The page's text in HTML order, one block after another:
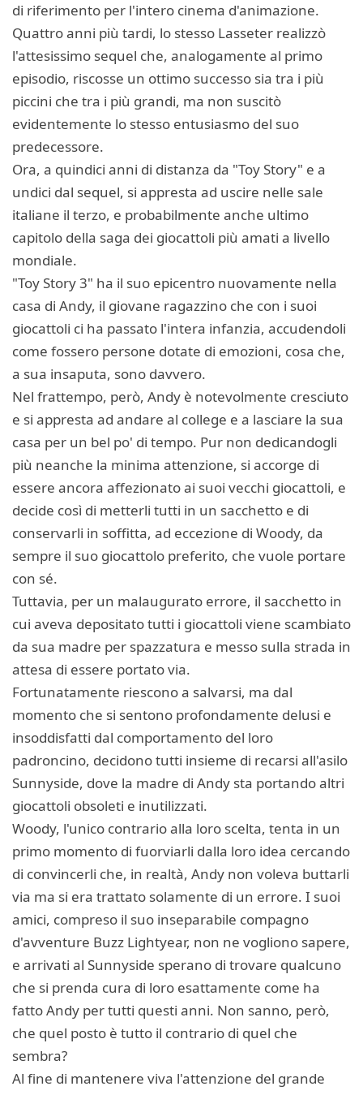
di riferimento per l'intero cinema d'animazione.
Quattro anni più tardi, lo stesso Lasseter realizzò
l'attesissimo sequel che, analogamente al primo
episodio, riscosse un ottimo successo sia tra i più
piccini che tra i più grandi, ma non suscitò
evidentemente lo stesso entusiasmo del suo
predecessore.
Ora, a quindici anni di distanza da "Toy Story" e a
undici dal sequel, si appresta ad uscire nelle sale
italiane il terzo, e probabilmente anche ultimo
capitolo della saga dei giocattoli più amati a livello
mondiale.
"Toy Story 3" ha il suo epicentro nuovamente nella
casa di Andy, il giovane ragazzino che con i suoi
giocattoli ci ha passato l'intera infanzia, accudendoli
come fossero persone dotate di emozioni, cosa che,
a sua insaputa, sono davvero.
Nel frattempo, però, Andy è notevolmente cresciuto
e si appresta ad andare al college e a lasciare la sua
casa per un bel po' di tempo. Pur non dedicandogli
più neanche la minima attenzione, si accorge di
essere ancora affezionato ai suoi vecchi giocattoli, e
decide così di metterli tutti in un sacchetto e di
conservarli in soffitta, ad eccezione di Woody, da
sempre il suo giocattolo preferito, che vuole portare
con sé.
Tuttavia, per un malaugurato errore, il sacchetto in
cui aveva depositato tutti i giocattoli viene scambiato
da sua madre per spazzatura e messo sulla strada in
attesa di essere portato via.
Fortunatamente riescono a salvarsi, ma dal
momento che si sentono profondamente delusi e
insoddisfatti dal comportamento del loro
padroncino, decidono tutti insieme di recarsi all'asilo
Sunnyside, dove la madre di Andy sta portando altri
giocattoli obsoleti e inutilizzati.
Woody, l'unico contrario alla loro scelta, tenta in un
primo momento di fuorviarli dalla loro idea cercando
di convincerli che, in realtà, Andy non voleva buttarli
via ma si era trattato solamente di un errore. I suoi
amici, compreso il suo inseparabile compagno
d'avventure Buzz Lightyear, non ne vogliono sapere,
e arrivati al Sunnyside sperano di trovare qualcuno
che si prenda cura di loro esattamente come ha
fatto Andy per tutti questi anni. Non sanno, però,
che quel posto è tutto il contrario di quel che
sembra?
Al fine di mantenere viva l'attenzione del grande